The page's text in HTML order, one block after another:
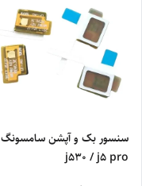
سنسور بک و آپشن سامسونگ
j530 / j5 pro